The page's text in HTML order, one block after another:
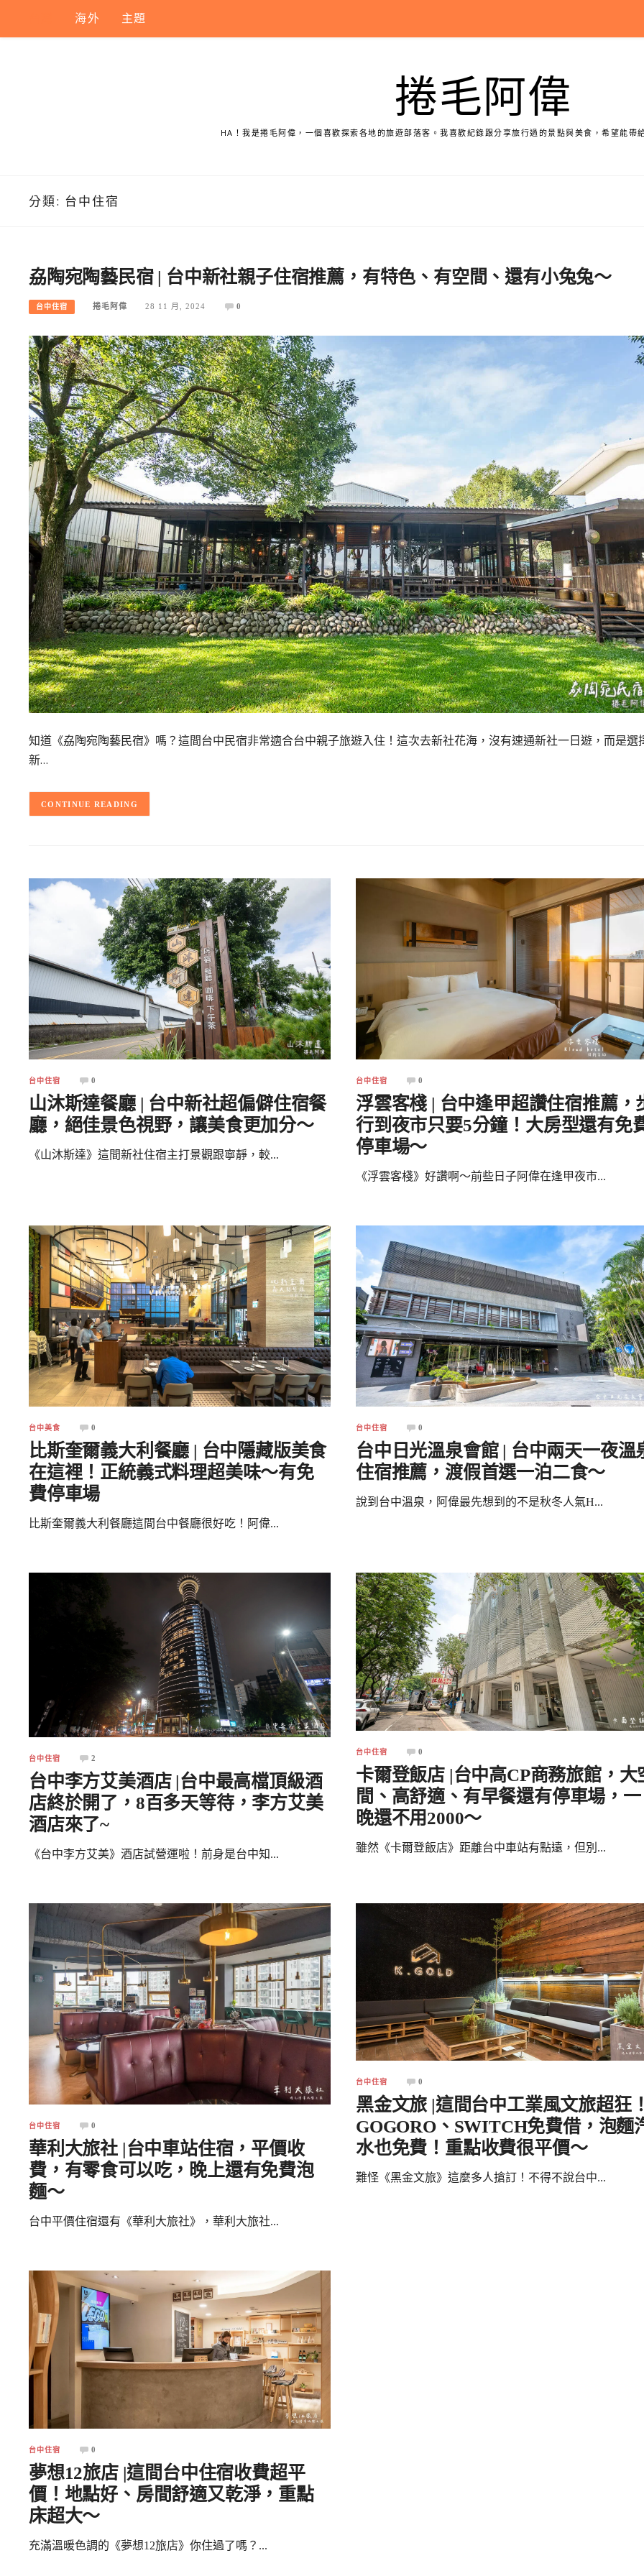
content
海外 主題
捲毛阿偉
HA！我是捲毛阿偉，一個喜歡探索各地的旅遊部落客。我喜歡紀錄跟分享旅行過的景點與美食，希望能帶
分類: 台中住宿
劦陶宛陶藝民宿 | 台中新社親子住宿推薦，有特色、有空間、還有小兔兔～
台中住宿 捲毛阿偉 28 11 月, 2024 0
知道《劦陶宛陶藝民宿》嗎？這間台中民宿非常適合台中親子旅遊入住！這次去新社花海，沒有速通新社一日遊，而是選
新…
CONTINUE READING
台中住宿 0
山沐斯達餐廳 | 台中新社超偏僻住宿餐
廳，絕佳景色視野，讓美食更加分～
《山沐斯達》這間新社住宿主打景觀跟寧靜，較...
台中住宿 0
浮雲客棧 | 台中逢甲超讚住宿推薦，
行到夜市只要5分鐘！大房型還有免
停車場～
《浮雲客棧》好讚啊～前些日子阿偉在逢甲夜市...
台中美食 0
比斯奎爾義大利餐廳 | 台中隱藏版美食
在這裡！正統義式料理超美味～有免
費停車場
比斯奎爾義大利餐廳這間台中餐廳很好吃！阿偉...
台中住宿 0
台中日光溫泉會館 | 台中兩天一夜溫
住宿推薦，渡假首選一泊二食～
說到台中溫泉，阿偉最先想到的不是秋冬人氣H...
台中住宿 2
台中李方艾美酒店 |台中最高檔頂級酒
店終於開了，8百多天等待，李方艾美
酒店來了~
《台中李方艾美》酒店試營運啦！前身是台中知...
台中住宿 0
卡爾登飯店 |台中高CP商務旅館，大
間、高舒適、有早餐還有停車場，一
晚還不用2000～
雖然《卡爾登飯店》距離台中車站有點遠，但別...
台中住宿 0
華利大旅社 |台中車站住宿，平價收
費，有零食可以吃，晚上還有免費泡
麵～
台中平價住宿還有《華利大旅社》，華利大旅社...
台中住宿 0
黑金文旅 |這間台中工業風文旅超狂
GOGORO、SWITCH免費借，泡麵
水也免費！重點收費很平價～
難怪《黑金文旅》這麼多人搶訂！不得不說台中...
台中住宿 0
夢想12旅店 |這間台中住宿收費超平
價！地點好、房間舒適又乾淨，重點
床超大～
充滿溫暖色調的《夢想12旅店》你住過了嗎？...